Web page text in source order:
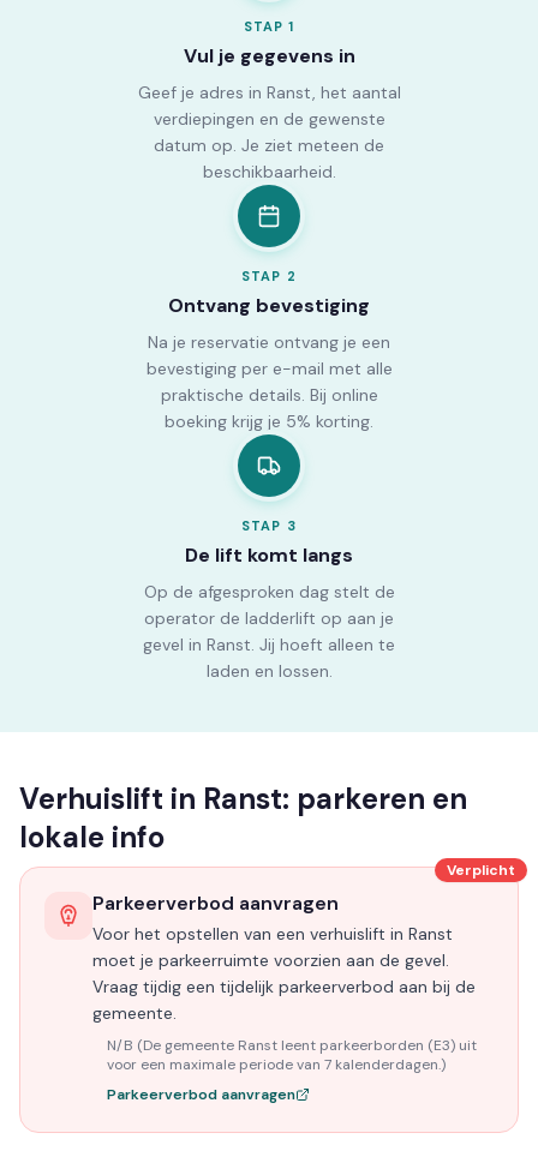
STAP1
Vul je gegevens in
Geef je adres in Ranst, het aantal
verdiepingen en de gewenste
datum op. Je ziet meteen de
beschikbaarheid.
STAP 2
Ontvang bevestiging
Na je reservatie ontvang je een
bevestiging per e-mail met alle
praktische details. Bij online
boeking krijg je 5% korting.
STAP 3
De lift komt langs
Op de afgesproken dag stelt de
operator de ladderlift op aan je
gevel in Ranst. Jij hoeft alleen te
laden en lossen.
Verhuislift in Ranst: parkeren en
lokale info
Verplicht
Parkeerverbod aanvragen
Voor het opstellen van een verhuislift in Ranst
moet je parkeerruimte voorzien aan de gevel.
Vraag tijdig een tijdelijk parkeerverbod aan bij de
gemeente.
N/B (De gemeente Ranst leent parkeerborden (E3) uit
voor een maximale periode van 7 kalenderdagen.)
Parkeerverbod aanvragen